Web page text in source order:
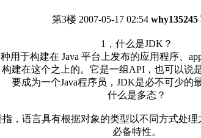
第3楼 2007-05-17 02:54 why135245
1，什么是JDK？
用于构建在 Java 平台上发布的应用程序
构建在这个之上的。它是一组API，也可以说是
要成为一个Java程序员，JDK是必不可少的
什么是多态？
，语言具有根据对象的类型以不同方式处
必备特性。